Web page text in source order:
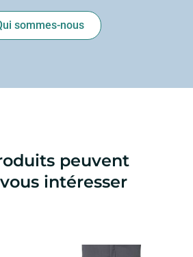
sommes-nous
peuvent
intéresser